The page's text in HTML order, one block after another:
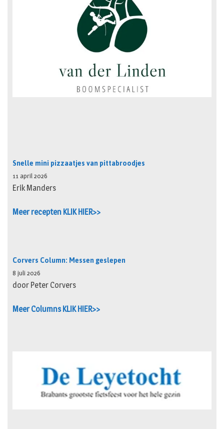
Snelle mini pizzaatjes van pittabroodjes
11 april 2026
Erik Manders
Meer recepten KLIK HIER>>
Corvers Column: Messen geslepen
8 juli 2026
door Peter Corvers
Meer Columns KLIK HIER>>